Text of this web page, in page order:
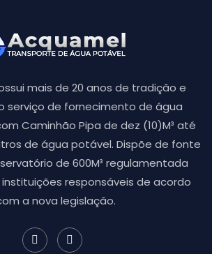
mais de 20 anos de tradição e
serviço de fornecimento de água
Caminhão Pipa de dez (10)M³ até
de água potável. Dispõe de fonte
de 600M³ regulamentada
responsáveis de acordo
a nova legislação.